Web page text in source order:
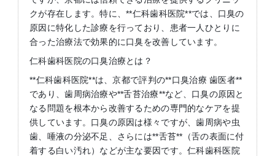
クが存在します。特に、**仁科歯科医院**では、口臭の
原因に特化した診療を行っており、患者一人ひとりに
合った治療法で効果的に口臭を改善しています。
仁科歯科医院の口臭治療とは？
**仁科歯科医院**は、京都で評判の**口臭治療 歯医者**
であり、歯周病治療や**舌苔治療**など、口臭の原因と
なる問題を根本から改善するための専門的なケアを提
供しています。口臭の原因は様々ですが、歯周病や虫
歯、唾液の分泌不足、さらには**舌苔**（舌の表面に付
着する白い汚れ）などが主な要因です。仁科歯科医院